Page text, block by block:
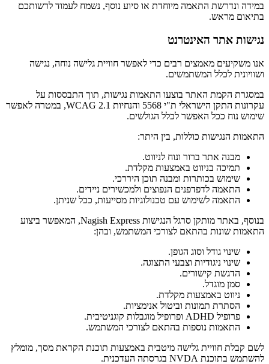
במידה ונדרשת התאמה מיוחדת או סיוע נוסף, נשמח לעמוד לרשותכם
בתיאום מראש.
נגישות אתר האינטרנט
אנו משקיעים מאמצים רבים כדי לאפשר חוויית גלישה נוחה, נגישה
ושוויונית לכלל המשתמשים.
במסגרת הקמת האתר בוצעו התאמות נגישות, תוך התבססות על
עקרונות התקן הישראלי ת"י 5568 והנחיות WCAG 2.1, במטרה לאפשר
שימוש נוח ככל האפשר לכלל הגולשים.
התאמות הנגישות כוללות, בין היתר:
מבנה אתר ברור ונוח לניווט.
תמיכה בניווט באמצעות מקלדת.
שימוש בכותרות ומבנה תוכן היררכי.
התאמה לדפדפנים הנפוצים ולמכשירים ניידים.
התאמה לשימוש עם טכנולוגיות מסייעות, ככל שניתן.
בנוסף, באתר מותקן סרגל הנגישות Nagish Express, המאפשר ביצוע
התאמות שונות בהתאם לצורכי המשתמש, ובהן:
שינוי גודל וסוג הגופן.
שינוי ניגודיות וצבעי התצוגה.
הדגשת קישורים.
סמן מוגדל.
ניווט באמצעות מקלדת.
הסתרת תמונות וביטול אנימציות.
פרופיל ADHD ופרופיל מוגבלות קוגניטיבית.
התאמות נוספות בהתאם לצורכי המשתמש.
לשם קבלת חוויית גלישה מיטבית באמצעות תוכנת הקראת מסך, מומלץ
להשתמש בתוכנת NVDA בגרסתה העדכנית.